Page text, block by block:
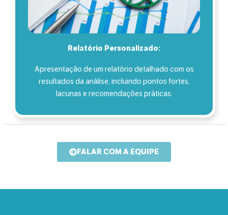
Relatório Personalizado:
Apresentação de um relatório detalhado com os
resultados da análise, incluindo pontos fortes,
lacunas e recomendações práticas.
FALAR COM A EQUIPE